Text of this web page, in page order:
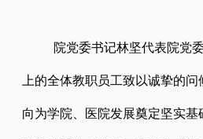
院党委书记林坚代表院党
上的全体教职员工致以诚挚的
向为学院、医院发展奠定坚实